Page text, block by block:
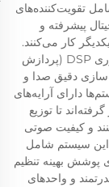
تقویت‌کننده‌های
پیشرفته و
کار می‌کنند.
سیستم‌های PA مدرن برای مکان‌های بزرگ از فناوری DSP (پردازش
دقیق صدا و
دارای آرایه‌های
تا توزیع
و کیفیت صوتی
این سیستم شامل
پوشش بهینه تنظیم
و واحدهای